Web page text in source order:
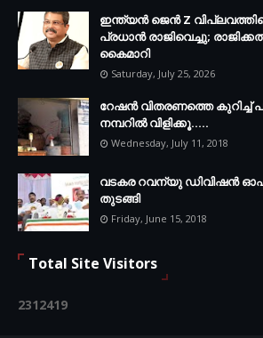
ഇന്ത്യൻ ജെൻ Z
പ്രധാൻ രാജിവെച്ചു;
കൈമാറി
Saturday, July 25, 2026
റേഷൻ വിതരണത്തെ കുറിച്ച്
നമ്പറില്‍ വിളിക്കൂ.....
Wednesday, July 11, 2018
വടകര റവന്യു ഡിവിഷൻ
തുടങ്ങി
Friday, June 15, 2018
Total Site Visitors
2312419